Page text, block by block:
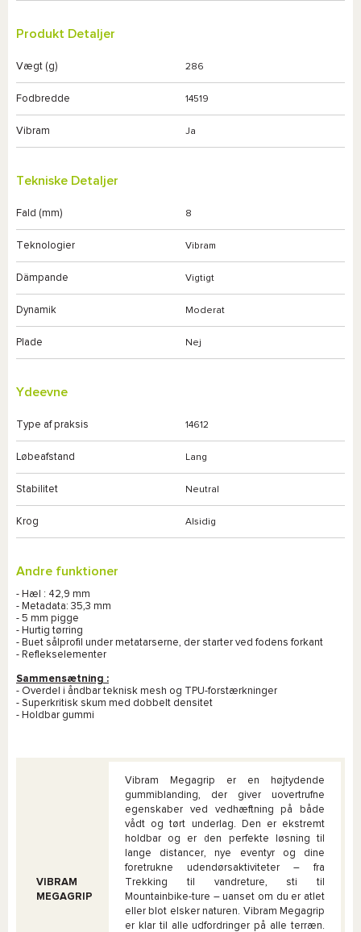
Produkt Detaljer
Vægt (g) 286
Fodbredde 14519
Vibram Ja
Tekniske Detaljer
Fald (mm) 8
Teknologier Vibram
Dämpande Vigtigt
Dynamik Moderat
Plade Nej
Ydeevne
Type af praksis 14612
Løbeafstand Lang
Stabilitet Neutral
Krog Alsidig
Andre funktioner
- Hæl : 42,9 mm
- Metadata: 35,3 mm
- 5 mm pigge
- Hurtig tørring
- Buet sålprofil under metatarserne, der starter ved fodens forkant
- Reflekselementer
Sammensætning :
- Overdel i åndbar teknisk mesh og TPU-forstærkninger
- Superkritisk skum med dobbelt densitet
- Holdbar gummi
VIBRAM
MEGAGRIP
Vibram Megagrip er en højtydende
gummiblanding, der giver uovertrufne
egenskaber ved vedhæftning på både
vådt og tørt underlag. Den er ekstremt
holdbar og er den perfekte løsning til
lange distancer, nye eventyr og dine
foretrukne udendørsaktiviteter – fra
Trekking til vandreture, sti til
Mountainbike-ture – uanset om du er atlet
eller blot elsker naturen. Vibram Megagrip
er klar til alle udfordringer på alle terræn.